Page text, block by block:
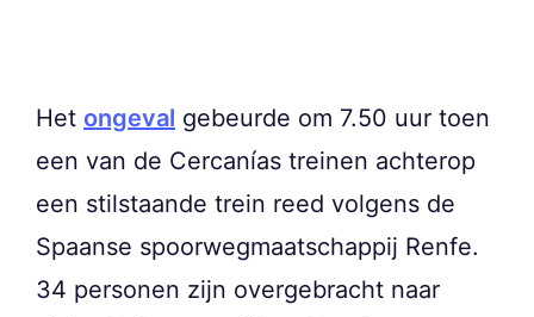
Het ongeval gebeurde om 7.50 uur toen
een van de Cercanías treinen achterop
een stilstaande trein reed volgens de
Spaanse spoorwegmaatschappij Renfe.
34 personen zijn overgebracht naar